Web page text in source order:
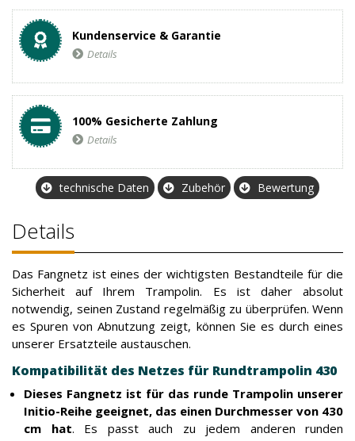
Kundenservice & Garantie
Details
100% Gesicherte Zahlung
Details
technische Daten Zubehör Bewertung
Details
Das Fangnetz ist eines der wichtigsten Bestandteile für die
Sicherheit auf Ihrem Trampolin. Es ist daher absolut
notwendig, seinen Zustand regelmäßig zu überprüfen. Wenn
es Spuren von Abnutzung zeigt, können Sie es durch eines
unserer Ersatzteile austauschen.
Kompatibilität des Netzes für Rundtrampolin 430
Dieses Fangnetz ist für das runde Trampolin unserer
Initio-Reihe geeignet, das einen Durchmesser von 430
cm hat. Es passt auch zu jedem anderen runden